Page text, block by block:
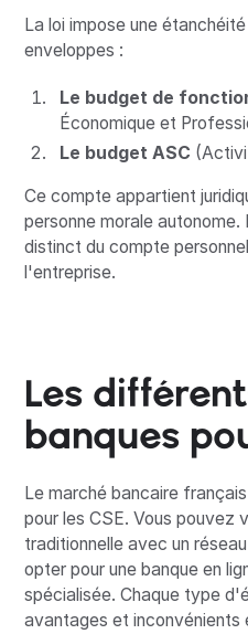
La loi impose une
enveloppes :
Le budget de
Économique et
Le budget ASC
Ce compte appartient
personne morale
distinct du compte
l'entreprise.
Les
banques
Le marché bancaire
pour les CSE. Vous pouvez
traditionnelle avec un
opter pour une banque en
spécialisée. Chaque type
avantages et inconvénients